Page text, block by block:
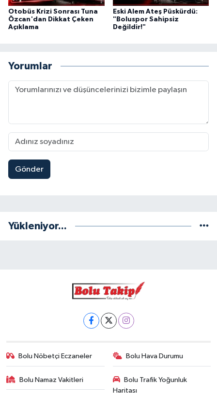
Otobüs Krizi Sonrası Tuna
Özcan'dan Dikkat Çeken
Açıklama
Eski Alem Ateş Püskürdü:
"Boluspor Sahipsiz
Değildir!"
Yorumlar
Gönder
Yükleniyor...
Bolu Nöbetçi Eczaneler Bolu Hava Durumu
Bolu Namaz Vakitleri
Bolu Trafik Yoğunluk
Haritası